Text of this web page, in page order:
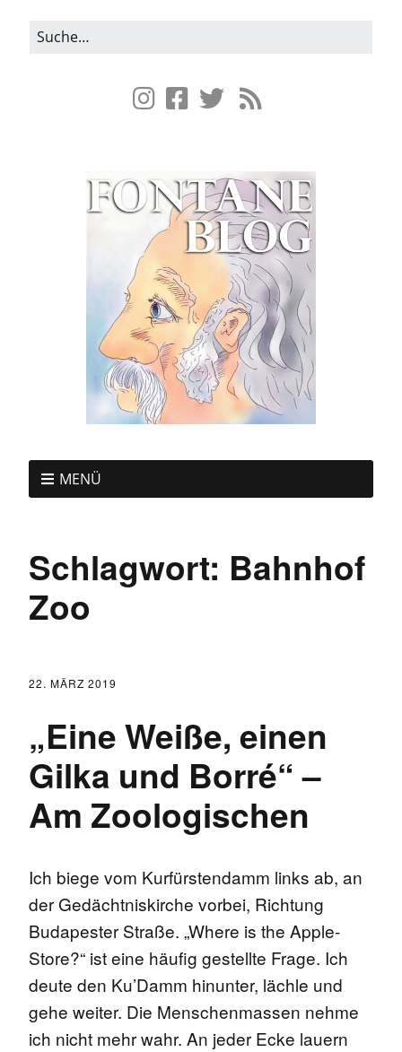
MENÜ
Schlagwort: Bahnhof
Zoo
22. MÄRZ 2019
„Eine Weiße, einen
Gilka und Borré“ –
Am Zoologischen
Ich biege vom Kurfürstendamm links ab, an
der Gedächtniskirche vorbei, Richtung
Budapester Straße. „Where is the Apple-
Store?“ ist eine häufig gestellte Frage. Ich
deute den Ku’Damm hinunter, lächle und
gehe weiter. Die Menschenmassen nehme
ich nicht mehr wahr. An jeder Ecke lauern